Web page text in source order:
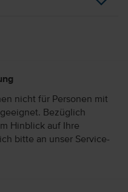
nicht für Personen mit
Bezüglich
Hinblick auf Ihre
bitte an unser Service-